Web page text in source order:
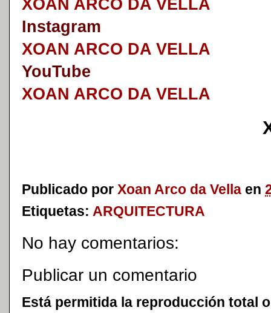
XOAN ARCO DA VELLA
Instagram
XOAN ARCO DA VELLA
YouTube
XOAN ARCO DA VELLA
Publicado por Xoan Arco da Vella en
Etiquetas: ARQUITECTURA
No hay comentarios:
Publicar un comentario
Está permitida la reproducción total